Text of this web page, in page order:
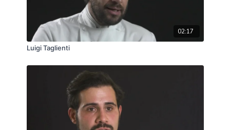
02:17
Luigi Taglienti